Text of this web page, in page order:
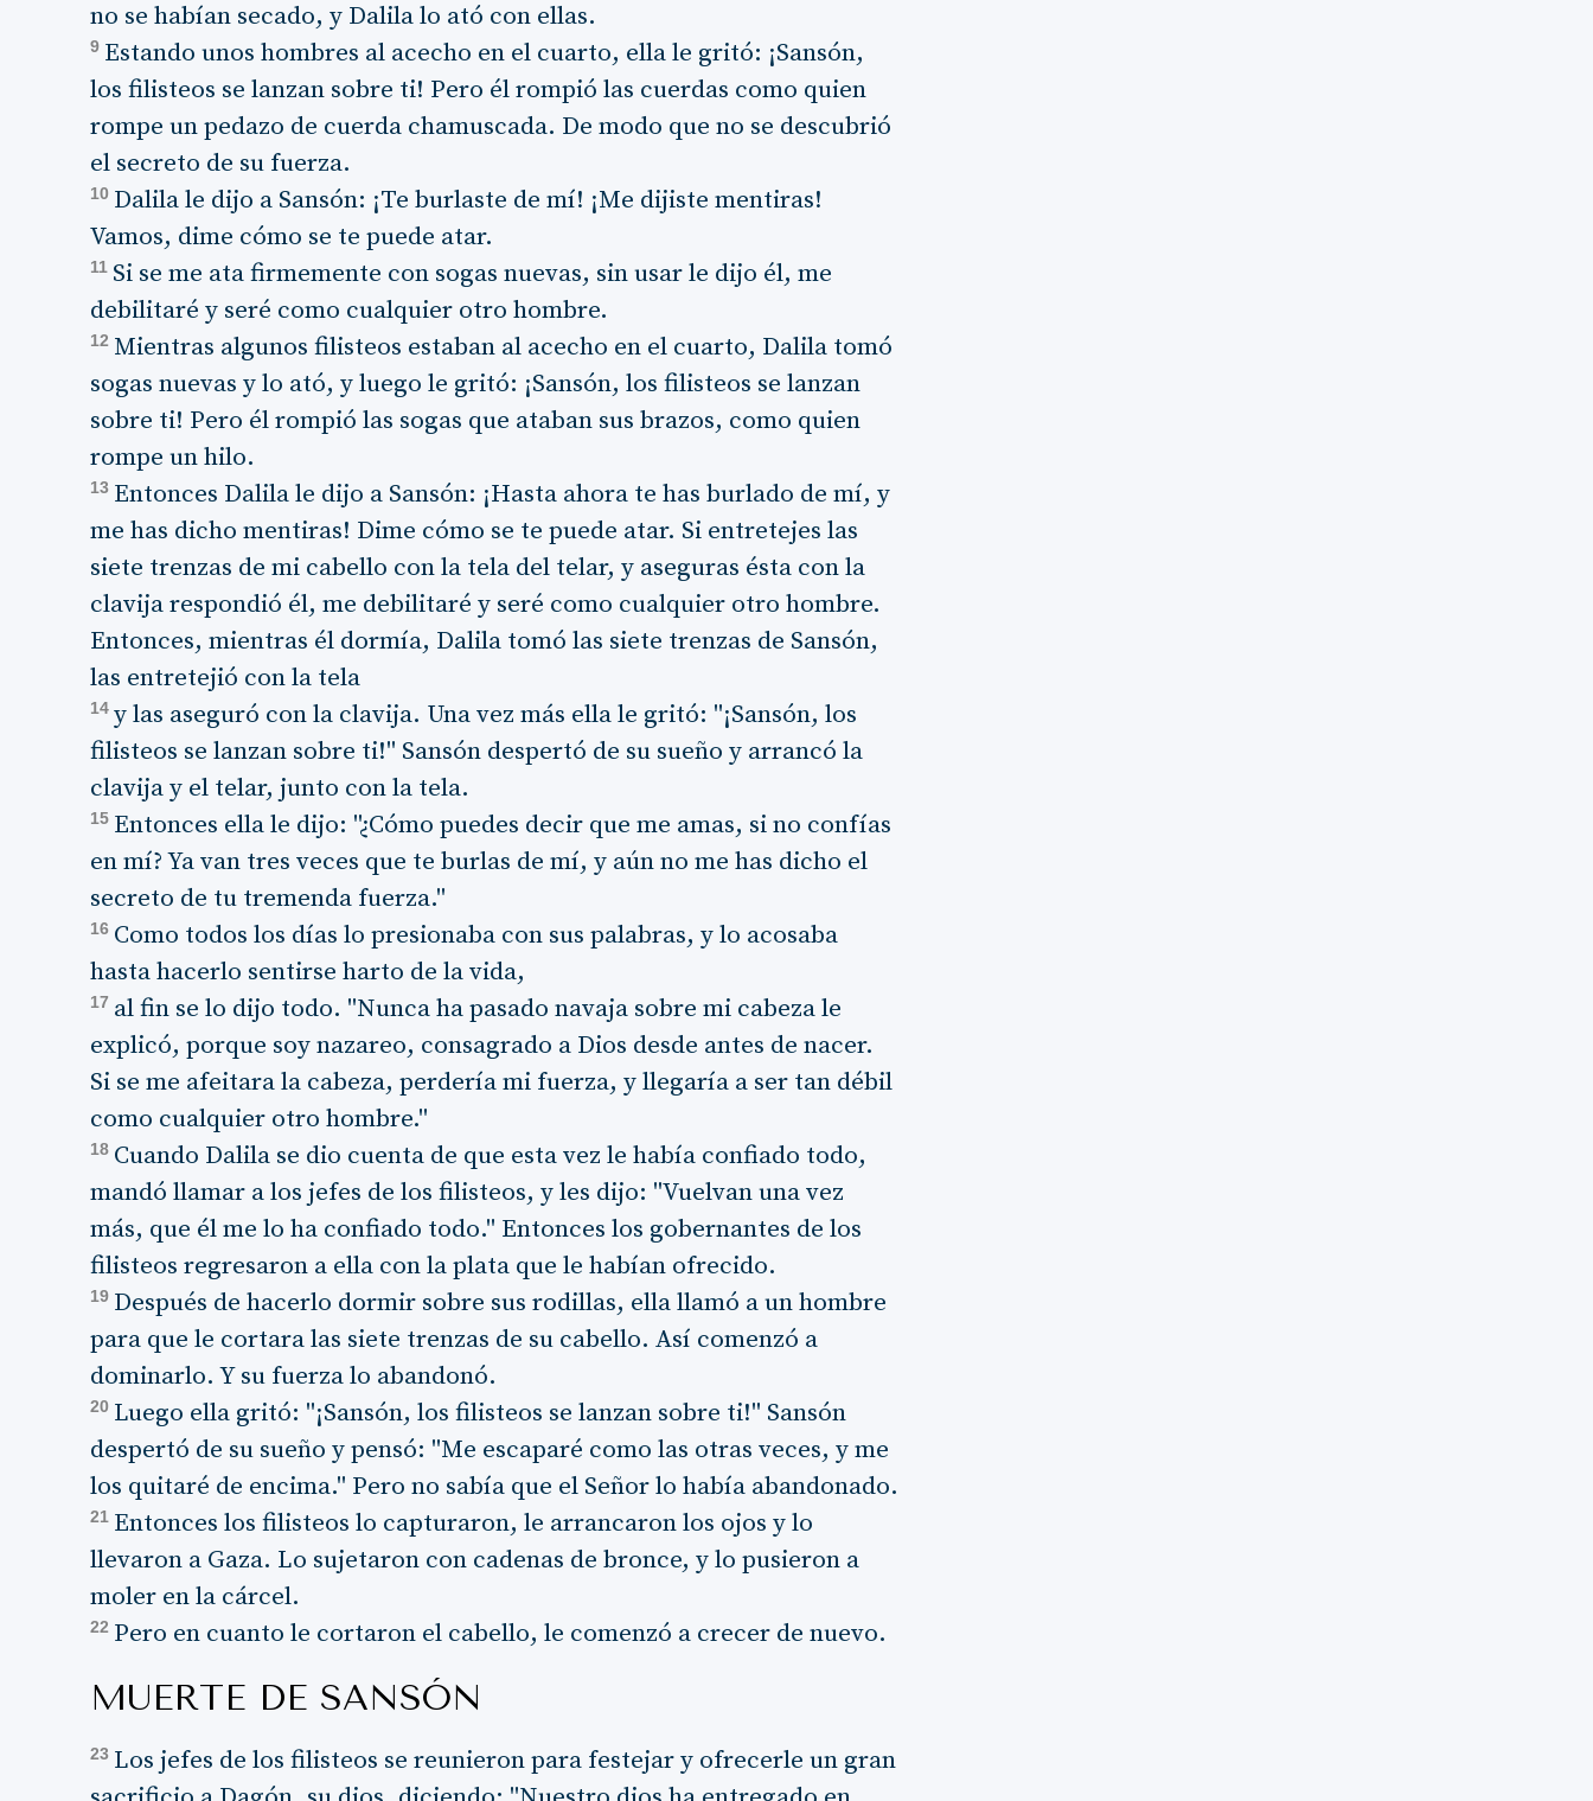
no se habían secado, y Dalila lo ató con ellas.
9 Estando unos hombres al acecho en el cuarto, ella le gritó: ¡Sansón,
los filisteos se lanzan sobre ti! Pero él rompió las cuerdas como quien
rompe un pedazo de cuerda chamuscada. De modo que no se descubrió
el secreto de su fuerza.
10 Dalila le dijo a Sansón: ¡Te burlaste de mí! ¡Me dijiste mentiras!
Vamos, dime cómo se te puede atar.
11 Si se me ata firmemente con sogas nuevas, sin usar le dijo él, me
debilitaré y seré como cualquier otro hombre.
12 Mientras algunos filisteos estaban al acecho en el cuarto, Dalila tomó
sogas nuevas y lo ató, y luego le gritó: ¡Sansón, los filisteos se lanzan
sobre ti! Pero él rompió las sogas que ataban sus brazos, como quien
rompe un hilo.
13 Entonces Dalila le dijo a Sansón: ¡Hasta ahora te has burlado de mí, y
me has dicho mentiras! Dime cómo se te puede atar. Si entretejes las
siete trenzas de mi cabello con la tela del telar, y aseguras ésta con la
clavija respondió él, me debilitaré y seré como cualquier otro hombre.
Entonces, mientras él dormía, Dalila tomó las siete trenzas de Sansón,
las entretejió con la tela
14y las aseguró con la clavija. Una vez más ella le gritó: "¡Sansón, los
filisteos se lanzan sobre ti!" Sansón despertó de su sueño y arrancó la
clavija y el telar, junto con la tela.
15 Entonces ella le dijo: "¿Cómo puedes decir que me amas, si no confías
en mí? Ya van tres veces que te burlas de mí, y aún no me has dicho el
secreto de tu tremenda fuerza."
16 Como todos los días lo presionaba con sus palabras, y lo acosaba
hasta hacerlo sentirse harto de la vida,
17 al fin se lo dijo todo. "Nunca ha pasado navaja sobre mi cabeza le
explicó, porque soy nazareo, consagrado a Dios desde antes de nacer.
Si se me afeitara la cabeza, perdería mi fuerza, y llegaría a ser tan débil
como cualquier otro hombre."
18 Cuando Dalila se dio cuenta de que esta vez le había confiado todo,
mandó llamar a los jefes de los filisteos, y les dijo: "Vuelvan una vez
más, que él me lo ha confiado todo." Entonces los gobernantes de los
filisteos regresaron a ella con la plata que le habían ofrecido.
19 Después de hacerlo dormir sobre sus rodillas, ella llamó a un hombre
para que le cortara las siete trenzas de su cabello. Así comenzó a
dominarlo. Y su fuerza lo abandonó.
20 Luego ella gritó: "¡Sansón, los filisteos se lanzan sobre ti!" Sansón
despertó de su sueño y pensó: "Me escaparé como las otras veces, y me
los quitaré de encima." Pero no sabía que el Señor lo había abandonado.
21 Entonces los filisteos lo capturaron, le arrancaron los ojos y lo
llevaron a Gaza. Lo sujetaron con cadenas de bronce, y lo pusieron a
moler en la cárcel.
22 Pero en cuanto le cortaron el cabello, le comenzó a crecer de nuevo.
MUERTE DE SANSÓN
23 Los jefes de los filisteos se reunieron para festejar y ofrecerle un gran